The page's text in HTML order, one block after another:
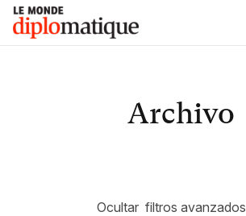
Skip
content
Le monde diplomatique
Archivo
Ocultar filtros avanzados